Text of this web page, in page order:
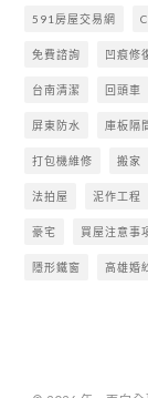
591房屋交易網
免費諮詢 凹痕修
台南清潔 回頭車
屏東防水 庫板隔
打包機維修 搬家
法拍屋 泥作工程
豪宅 買屋注意事
隱形鐵窗 高雄婚